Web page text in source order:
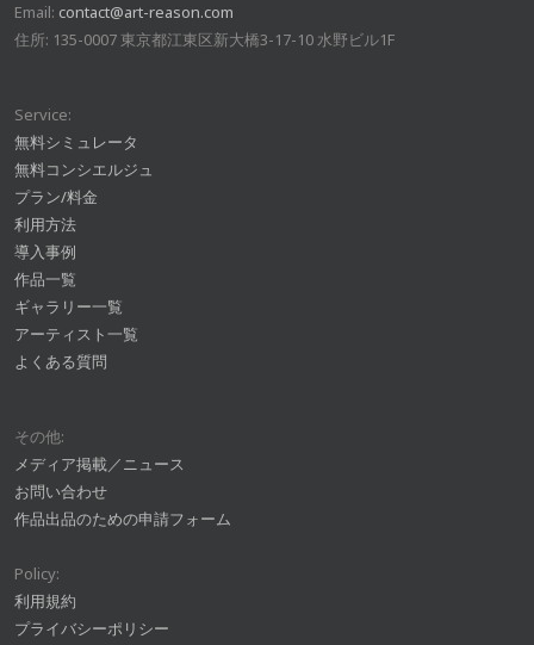
Email: contact@art-reason.com
住所: 135-0007 東京都江東区新大橋3-17-10 水野ビル1F
Service:
無料シミュレータ
無料コンシエルジュ
プラン/料金
利用方法
導入事例
作品一覧
ギャラリー一覧
アーティスト一覧
よくある質問
その他:
メディア掲載／ニュース
お問い合わせ
作品出品のための申請フォーム
Policy:
利用規約
プライバシーポリシー